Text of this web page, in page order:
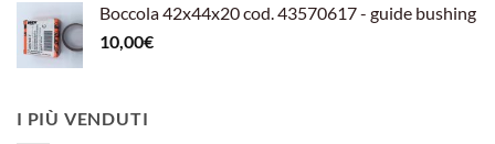
Boccola 42x44x20 cod. 43570617 - guide bushing
10,00€
I PIÙ VENDUTI